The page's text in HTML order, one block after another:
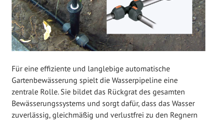
e
n
t
l
i
c
h
a
Für eine effiziente und langlebige automatische
Gartenbewässerung spielt die Wasserpipeline eine
zentrale Rolle. Sie bildet das Rückgrat des gesamten
Bewässerungssystems und sorgt dafür, dass das Wasser
zuverlässig, gleichmäßig und verlustfrei zu den Regnern